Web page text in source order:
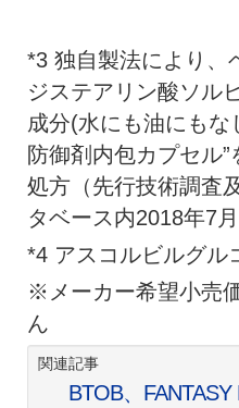
*3 独自製法により、
ジステアリン酸ソル
成分(水にも油にもな
防御剤内包カプセル
処方（先行技術調査
タベース内2018年7月
*4 アスコルビルグル
※メーカー希望小売
ん
関連記事
BTOB、